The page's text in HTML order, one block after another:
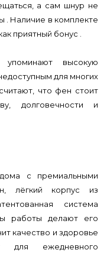
а сам шнур не
. Наличие в комплекте
приятный бонус .
упоминают высокую
для многих
что фен стоит
долговечности и
с премиальными
лёгкий корпус из
система
работы делают его
качество и здоровье
для ежедневного